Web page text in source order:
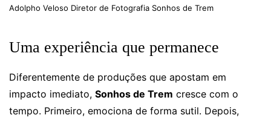
Adolpho Veloso Diretor de Fotografia Sonhos de Trem
Uma experiência que permanece
Diferentemente de produções que apostam em
impacto imediato, Sonhos de Trem cresce com o
tempo. Primeiro, emociona de forma sutil. Depois,